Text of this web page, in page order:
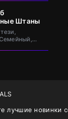
Штаны
лучшие новинки